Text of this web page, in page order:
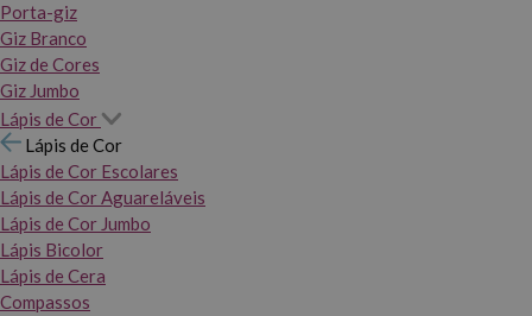
Porta-giz
Giz Branco
Giz de Cores
Giz Jumbo
Lápis de Cor
Lápis de Cor
Lápis de Cor Escolares
Lápis de Cor Aguareláveis
Lápis de Cor Jumbo
Lápis Bicolor
Lápis de Cera
Compassos